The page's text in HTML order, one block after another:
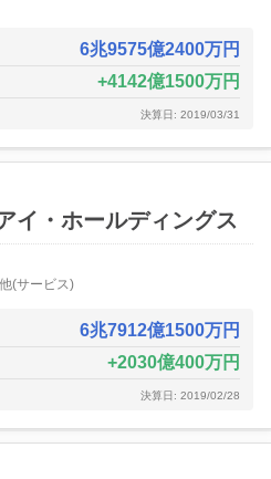
6兆9575億2400万円
4142億1500万円
決算日: 2019/03/31
イ・ホールディングス
(サービス)
6兆7912億1500万円
2030億400万円
決算日: 2019/02/28